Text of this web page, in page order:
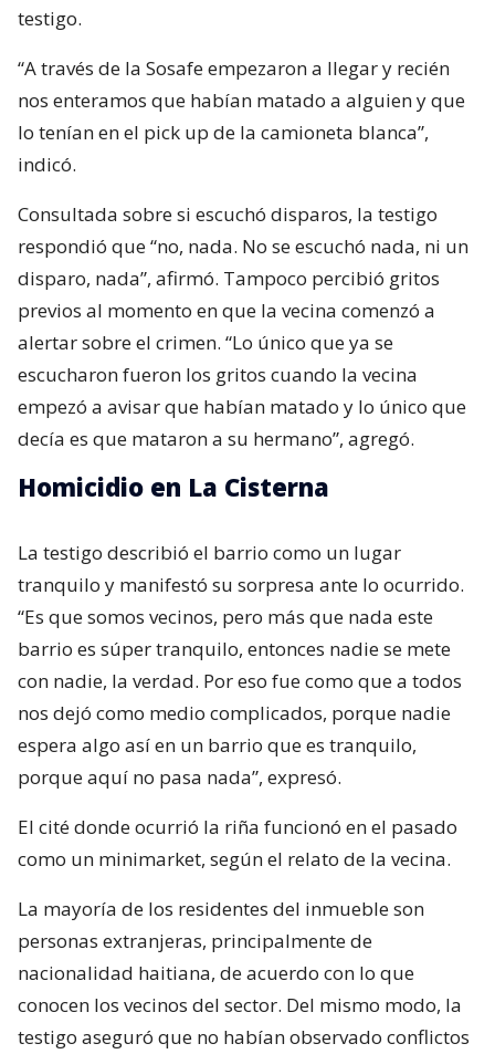
testigo.
“A través de la Sosafe empezaron a llegar y recién
nos enteramos que habían matado a alguien y que
lo tenían en el pick up de la camioneta blanca”,
indicó.
Consultada sobre si escuchó disparos, la testigo
respondió que “no, nada. No se escuchó nada, ni un
disparo, nada”, afirmó. Tampoco percibió gritos
previos al momento en que la vecina comenzó a
alertar sobre el crimen. “Lo único que ya se
escucharon fueron los gritos cuando la vecina
empezó a avisar que habían matado y lo único que
decía es que mataron a su hermano”, agregó.
Homicidio en La Cisterna
La testigo describió el barrio como un lugar
tranquilo y manifestó su sorpresa ante lo ocurrido.
“Es que somos vecinos, pero más que nada este
barrio es súper tranquilo, entonces nadie se mete
con nadie, la verdad. Por eso fue como que a todos
nos dejó como medio complicados, porque nadie
espera algo así en un barrio que es tranquilo,
porque aquí no pasa nada”, expresó.
El cité donde ocurrió la riña funcionó en el pasado
como un minimarket, según el relato de la vecina.
La mayoría de los residentes del inmueble son
personas extranjeras, principalmente de
nacionalidad haitiana, de acuerdo con lo que
conocen los vecinos del sector. Del mismo modo, la
testigo aseguró que no habían observado conflictos